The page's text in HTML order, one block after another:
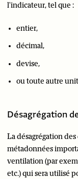
l'indicateur, tel que :
entier,
décimal,
devise,
ou toute autre
Désagrégation
La désagrégation
métadonnées
ventilation (par
etc.) qui sera utilisé